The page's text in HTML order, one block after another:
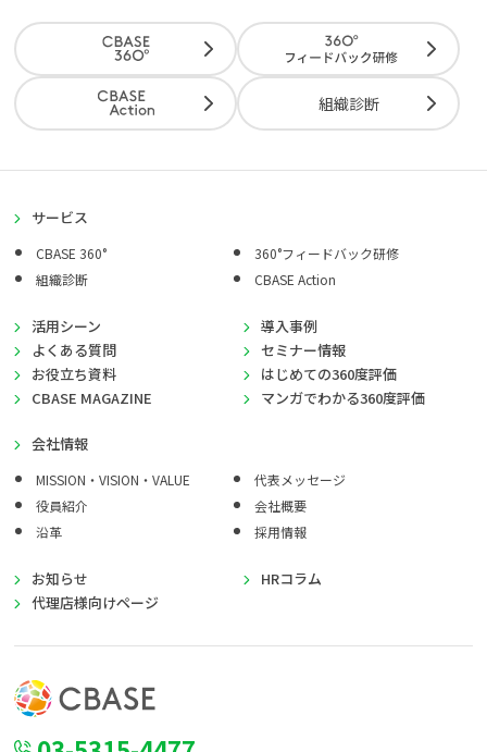
組織診断
サービス
CBASE 360°
360°フィードバック研修
組織診断
CBASE Action
活用シーン
導入事例
よくある質問
セミナー情報
お役立ち資料
はじめての360度評価
CBASE MAGAZINE
マンガでわかる360度評価
会社情報
MISSION・VISION・VALUE
代表メッセージ
役員紹介
会社概要
沿革
採用情報
お知らせ
HRコラム
代理店様向けページ